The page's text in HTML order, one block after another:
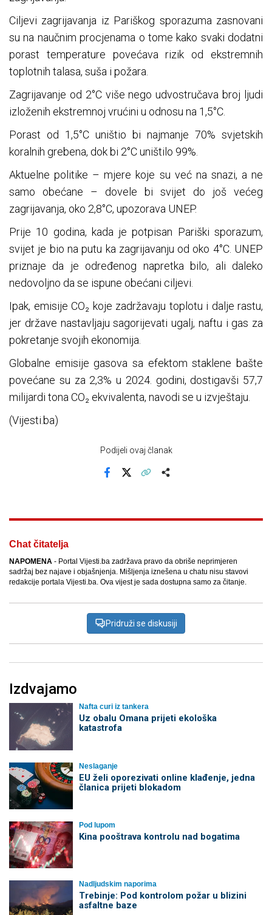
Ciljevi zagrijavanja iz Pariškog sporazuma zasnovani
su na naučnim procjenama o tome kako svaki dodatni
porast temperature povećava rizik od ekstremnih
toplotnih talasa, suša i požara.
Zagrijavanje od 2°C više nego udvostručava broj ljudi
izloženih ekstremnoj vrućini u odnosu na 1,5°C.
Porast od 1,5°C uništio bi najmanje 70% svjetskih
koralnih grebena, dok bi 2°C uništilo 99%.
Aktuelne politike – mjere koje su već na snazi, a ne
samo obećane – dovele bi svijet do još većeg
zagrijavanja, oko 2,8°C, upozorava UNEP.
Prije 10 godina, kada je potpisan Pariški sporazum,
svijet je bio na putu ka zagrijavanju od oko 4°C. UNEP
priznaje da je određenog napretka bilo, ali daleko
nedovoljno da se ispune obećani ciljevi.
Ipak, emisije CO₂ koje zadržavaju toplotu i dalje rastu,
jer države nastavljaju sagorijevati ugalj, naftu i gas za
pokretanje svojih ekonomija.
Globalne emisije gasova sa efektom staklene bašte
povećane su za 2,3% u 2024. godini, dostigavši 57,7
milijardi tona CO₂ ekvivalenta, navodi se u izvještaju.
(Vijesti.ba)
Podijeli ovaj članak
Chat čitatelja
NAPOMENA - Portal Vijesti.ba zadržava pravo da obriše neprimjeren
sadržaj bez najave i objašnjenja. Mišljenja iznešena u chatu nisu stavovi
redakcije portala Vijesti.ba. Ova vijest je sada dostupna samo za čitanje.
Pridruži se diskusiji
Izdvajamo
Nafta curi iz tankera
Uz obalu Omana prijeti ekološka
katastrofa
Neslaganje
EU želi oporezivati online klađenje, jedna
članica prijeti blokadom
Pod lupom
Kina pooštrava kontrolu nad bogatima
Nadljudskim naporima
Trebinje: Pod kontrolom požar u blizini
asfaltne baze